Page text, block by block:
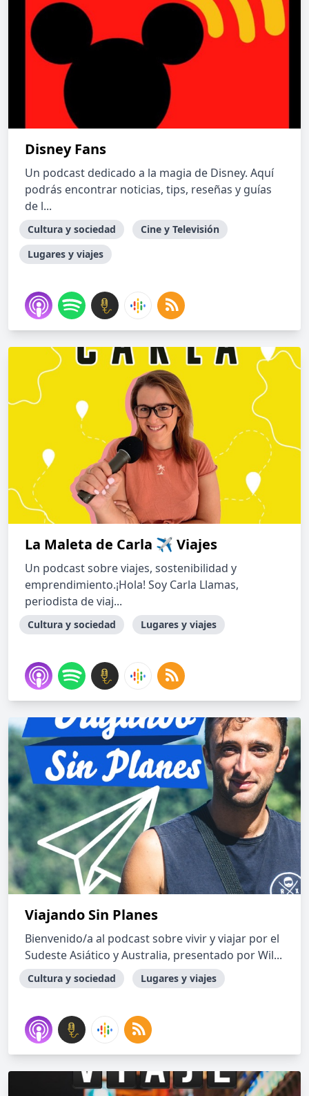
Disney Fans
Un podcast dedicado a la magia de Disney. Aquí
podrás encontrar noticias, tips, reseñas y guías
de l...
Cultura y sociedad
Cine y Televisión
Lugares y viajes
La Maleta de Carla ✈ Viajes
Un podcast sobre viajes, sostenibilidad y
emprendimiento.¡Hola! Soy Carla Llamas,
periodista de viaj...
Cultura y sociedad Lugares y viajes
Viajando Sin Planes
Bienvenido/a al podcast sobre vivir y viajar por el
Sudeste Asiático y Australia, presentado por Wil...
Cultura y sociedad Lugares y viajes